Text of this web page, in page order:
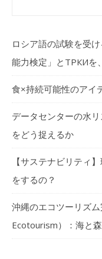
ロシア語の試験を受
能力検定」とТРКИを
食×持続可能性のアイ
データセンターの水
をどう捉えるか
【サステナビリティ
をするの？
沖縄のエコツーリズ
Ecotourism）：海と